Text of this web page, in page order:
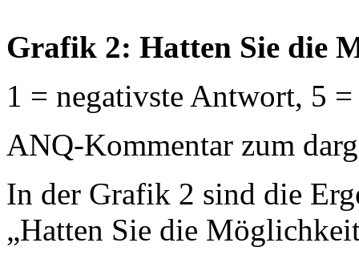
Grafik 2: Hatten Sie die
1 = negativste Antwort, 5
ANQ-Kommentar zum
In der Grafik 2 sind die
„Hatten Sie die